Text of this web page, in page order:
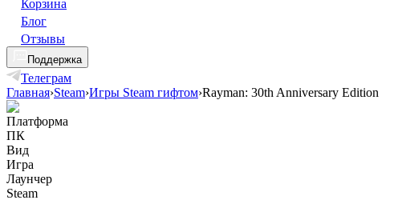
Корзина
Блог
Отзывы
Поддержка
Телеграм
Главная›Steam›Игры Steam гифтом›Rayman: 30th Anniversary Edition
Платформа
ПК
Вид
Игра
Лаунчер
Steam